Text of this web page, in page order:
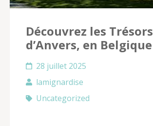
Découvrez les Trésors
d’Anvers, en Belgique
28 juillet 2025
lamignardise
Uncategorized